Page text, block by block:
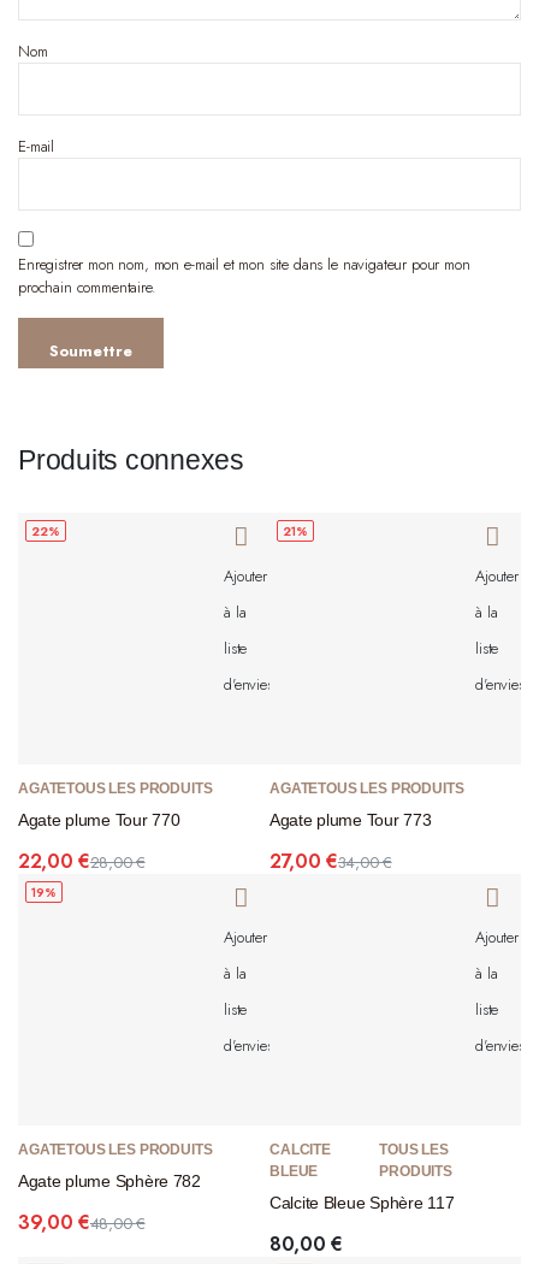
Nom
E-mail
Enregistrer mon nom, mon e-mail et mon site dans le navigateur pour mon
prochain commentaire.
Produits connexes
22%
Ajouter
à la
liste
d'envies
AGATETOUS LES PRODUITS
Agate plume Tour 770
28,00€
22,00€
21%
Ajouter
à la
liste
d'envies
AGATETOUS LES PRODUITS
Agate plume Tour 773
34,00€
27,00€
19%
Ajouter
à la
liste
d'envies
AGATETOUS LES PRODUITS
Agate plume Sphère 782
48,00€
39,00€
Ajouter
à la
liste
d'envies
CALCITE
BLEUE
TOUS LES
PRODUITS
Calcite Bleue Sphère 117
80,00€